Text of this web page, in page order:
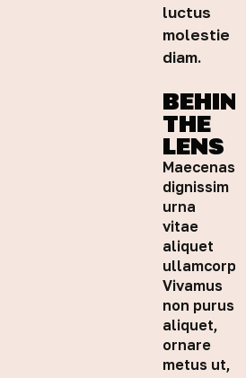
luctus
molestie
diam.
BEHIND
THE
LENS
Maecenas
dignissim
urna
vitae
aliquet
ullamcorper.
Vivamus
non purus
aliquet,
ornare
metus ut,